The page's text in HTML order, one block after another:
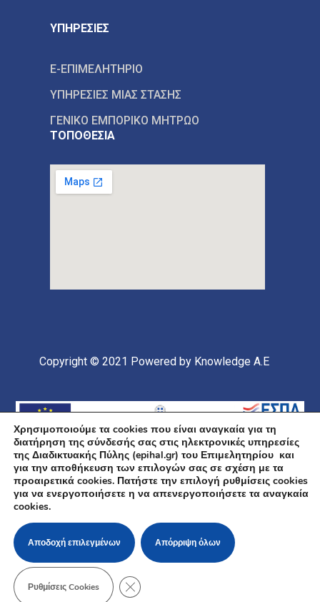
ΥΠΗΡΕΣΙΕΣ
E-ΕΠΙΜΕΛΗΤΗΡΙΟ
ΥΠΗΡΕΣΙΕΣ ΜΙΑΣ ΣΤΑΣΗΣ
ΓΕΝΙΚΟ ΕΜΠΟΡΙΚΟ ΜΗΤΡΩΟ
ΤΟΠΟΘΕΣΙΑ
Copyright © 2021 Powered by Knowledge A.E
Υποέργο 1 Πράξης: «Ανάπτυξη και Αναβάθμιση
Ηλεκτρονικής Υποδομής και Ψηφιακών Υπηρεσιών του
Επιμελητηρίου Χαλκιδικής» Επιχειρησιακό Πρόγραμμα
«Κεντρική Μακεδονία» Συγχρηματοδοτείται από την
Ευρωπαϊκή Ένωση (Ευρωπαϊκό Ταμείο Περιφερειακής
Ανάπτυξης ΕΤΠΑ) και από εθνικούς πόρους μέσω του
ΠΔΕ
Πολιτική Cookies
Χρησιμοποιούμε τα cookies που είναι αναγκαία για τη
διατήρηση της σύνδεσής σας στις ηλεκτρονικές υπηρεσίες
της Διαδικτυακής Πύλης (epihal.gr) του Επιμελητηρίου και
για την αποθήκευση των επιλογών σας σε σχέση με τα
προαιρετικά cookies. Πατήστε την επιλογή ρυθμίσεις cookies
για να ενεργοποιήσετε η να απενεργοποιήσετε τα αναγκαία
cookies.
Αποδοχή επιλεγμένων Απόρριψη όλων
Ρυθμίσεις Cookies ΚΛΕΊΣΙΜΟ ΤΟΥ COOKIE BANNER ΓΙΑ